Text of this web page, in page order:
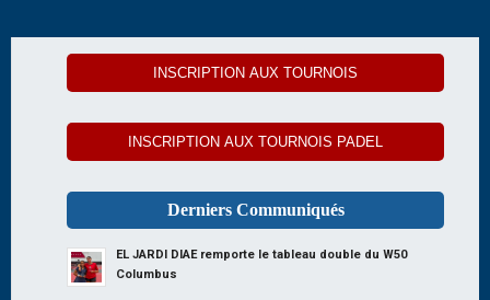
INSCRIPTION AUX TOURNOIS
INSCRIPTION AUX TOURNOIS PADEL
Derniers Communiqués
EL JARDI DIAE remporte le tableau double du W50
Columbus